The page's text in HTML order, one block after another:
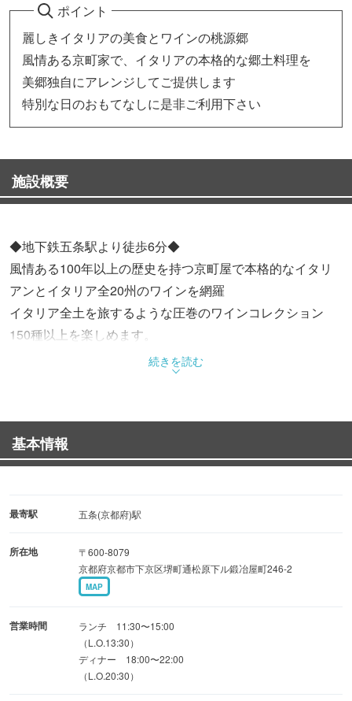
ポイント
麗しきイタリアの美食とワインの桃源郷
風情ある京町家で、イタリアの本格的な郷土料理を
美郷独自にアレンジしてご提供します
特別な日のおもてなしに是非ご利用下さい
施設概要
◆地下鉄五条駅より徒歩6分◆
風情ある100年以上の歴史を持つ京町屋で本格的なイタリ
アンとイタリア全20州のワインを網羅
イタリア全土を旅するような圧巻のワインコレクション
150種以上を楽しめます。
旬の食材、新鮮な魚介類、無農薬野菜などのこだわりの食
材を料理に活かすように使用。
アンをご提供いたします。
シーンを問わず大切な日のご利用にお選び下さい。
ご希望の場合は一度問い合わせください。
◆ディナーコース9,000円〜
◆ランチコース4,800円〜
ご予約お待ちしております。
続きを読む
基本情報
最寄駅 五条(京都府)駅
所在地
〒600-8079
京都府京都市下京区堺町通松原下ル鍛冶屋町246-2
MAP
営業時間
ランチ 11:30〜15:00
（L.O.13:30）
ディナー 18:00〜22:00
（L.O.20:30）